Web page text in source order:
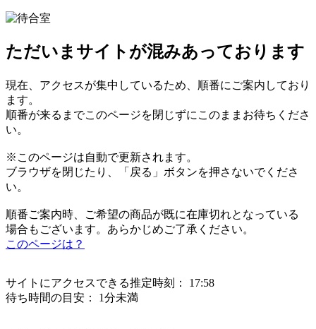
ただいまサイトが混みあっております
現在、アクセスが集中しているため、順番にご案内しており
ます。
順番が来るまでこのページを閉じずにこのままお待ちくださ
い。
※このページは自動で更新されます。
ブラウザを閉じたり、「戻る」ボタンを押さないでくださ
い。
順番ご案内時、ご希望の商品が既に在庫切れとなっている
場合もございます。あらかじめご了承ください。
このページは？
サイトにアクセスできる推定時刻：
17:58
待ち時間の目安：
1分未満